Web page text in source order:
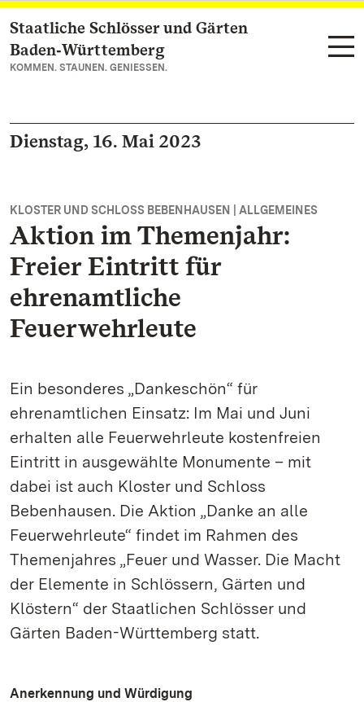
Zum Hauptinhalt springen
Staatliche Schlösser und Gärten
Baden‑Württemberg
KOMMEN. STAUNEN. GENIESSEN.
Dienstag, 16. Mai 2023
KLOSTER UND SCHLOSS BEBENHAUSEN | ALLGEMEINES
Aktion im Themenjahr:
Freier Eintritt für
ehrenamtliche
Feuerwehrleute
Ein besonderes „Dankeschön“ für
ehrenamtlichen Einsatz: Im Mai und Juni
erhalten alle Feuerwehrleute kostenfreien
Eintritt in ausgewählte Monumente – mit
dabei ist auch Kloster und Schloss
Bebenhausen. Die Aktion „Danke an alle
Feuerwehrleute“ findet im Rahmen des
Themenjahres „Feuer und Wasser. Die Macht
der Elemente in Schlössern, Gärten und
Klöstern“ der Staatlichen Schlösser und
Gärten Baden-Württemberg statt.
Anerkennung und Würdigung